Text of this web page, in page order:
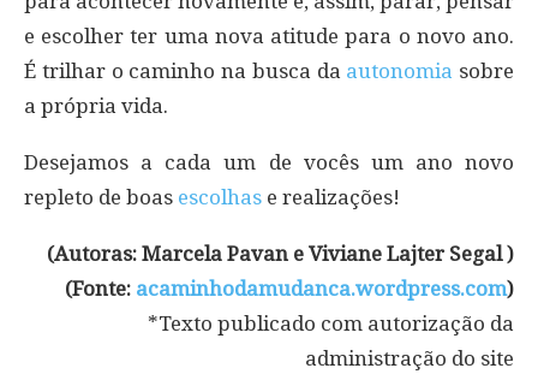
e escolher ter uma nova atitude para o novo ano.
É trilhar o caminho na busca da autonomia sobre
a própria vida.
Desejamos a cada um de vocês um ano novo
repleto de boas escolhas e realizações!
(Autoras: Marcela Pavan e Viviane Lajter Segal )
(Fonte: acaminhodamudanca.wordpress.com)
*Texto publicado com autorização da
administração do site